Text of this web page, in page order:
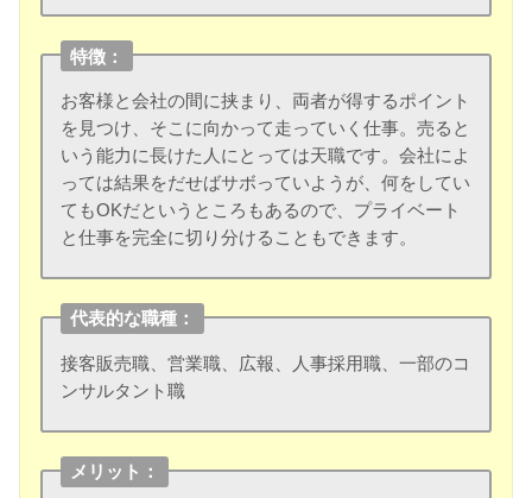
特徴：
お客様と会社の間に挟まり、両者が得するポイント
を見つけ、そこに向かって走っていく仕事。売ると
いう能力に長けた人にとっては天職です。会社によ
っては結果をだせばサボっていようが、何をしてい
てもOKだというところもあるので、プライベート
と仕事を完全に切り分けることもできます。
代表的な職種：
接客販売職、営業職、広報、人事採用職、一部のコ
ンサルタント職
メリット：